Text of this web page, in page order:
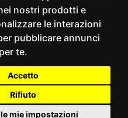
nostri prodotti e
le interazioni
pubblicare annunci
te.
Accetto
Rifiuto
mie impostazioni